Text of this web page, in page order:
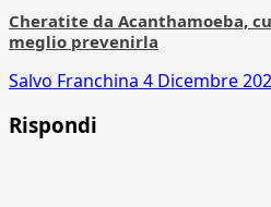
Cheratite da Acanthamoeba,
meglio prevenirla
Salvo Franchina 4 Dicembre
Rispondi